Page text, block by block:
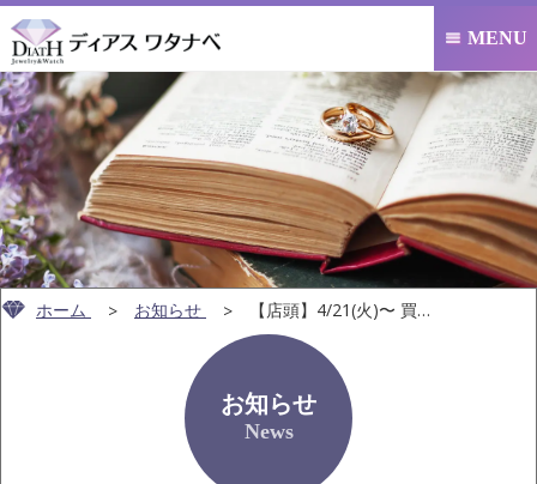
 MENU
ホーム お知らせ 【店頭】4/21(火)〜 買取金額10,000円以上…
お知らせ
News